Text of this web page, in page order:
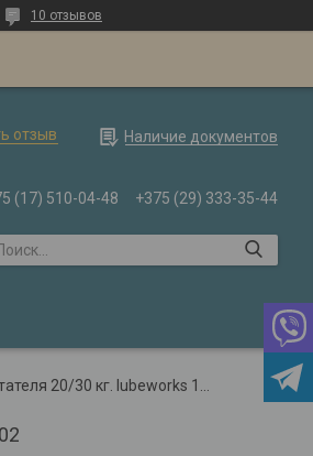
10 отзывов
отзыв Наличие документов
(17) 510-04-48 +375 (29) 333-35-44